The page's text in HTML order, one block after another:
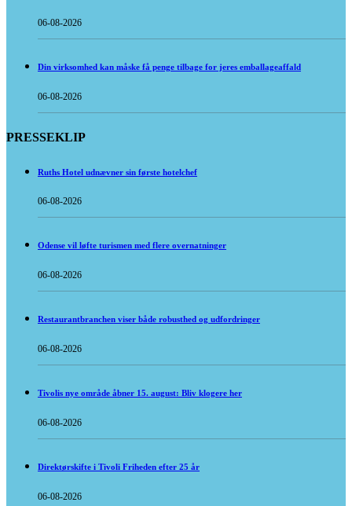
06-08-2026
Din virksomhed kan måske få penge tilbage for jeres emballageaffald
06-08-2026
PRESSEKLIP
Ruths Hotel udnævner sin første hotelchef
06-08-2026
Odense vil løfte turismen med flere overnatninger
06-08-2026
Restaurantbranchen viser både robusthed og udfordringer
06-08-2026
Tivolis nye område åbner 15. august: Bliv klogere her
06-08-2026
Direktørskifte i Tivoli Friheden efter 25 år
06-08-2026